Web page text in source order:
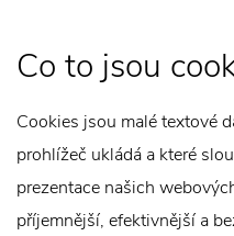
Co to jsou
Cookies jsou malé textové
prohlížeč ukládá a které
prezentace našich
příjemnější, efektivnější a